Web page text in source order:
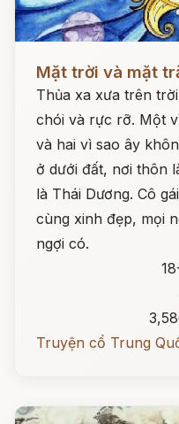
Mặt trời và mặt
Thủa xa xưa trên
chói và rực rỡ. Một
và hai vì sao ây
ở dưới đất, nơi thôn
là Thái Dương. Cô
cùng xinh đẹp, mọi
ngợi có.
Truyện cổ Trung